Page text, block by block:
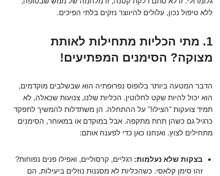
ללא טיפול נכון, עלולים להיווצר נזקים בלתי הפיכים.
1. מתי הכליות מתחילות לאותת
מצוקה? הסימנים המפתיעים!
הדבר המטעה ביותר בלופוס נפרופתיה הוא שבשלבים מוקדמים,
הוא יכול להיות שקט לחלוטין. הכליות שלנו, צנועות שכאלה, לא
תמיד צועקות "הצילו!" על ההתחלה. הן משתדלות להמשיך לתפקד
כרגיל גם כשהן תחת מתקפה. אבל במוקדם או במאוחר, הסימנים
מתחילים לצוץ. ואנחנו כאן כדי לפענח אותם:
בצקות שלא נעלמות: רגליים, קרסוליים, ואפילו פנים נפוחות?
זהו סימן קלאסי. כשהכליות לא מסננות נוזלים ביעילות, הם